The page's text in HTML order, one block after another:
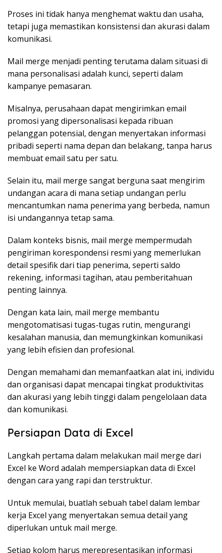
Proses ini tidak hanya menghemat waktu dan usaha,
tetapi juga memastikan konsistensi dan akurasi dalam
komunikasi.
Mail merge menjadi penting terutama dalam situasi di
mana personalisasi adalah kunci, seperti dalam
kampanye pemasaran.
Misalnya, perusahaan dapat mengirimkan email
promosi yang dipersonalisasi kepada ribuan
pelanggan potensial, dengan menyertakan informasi
pribadi seperti nama depan dan belakang, tanpa harus
membuat email satu per satu.
Selain itu, mail merge sangat berguna saat mengirim
undangan acara di mana setiap undangan perlu
mencantumkan nama penerima yang berbeda, namun
isi undangannya tetap sama.
Dalam konteks bisnis, mail merge mempermudah
pengiriman korespondensi resmi yang memerlukan
detail spesifik dari tiap penerima, seperti saldo
rekening, informasi tagihan, atau pemberitahuan
penting lainnya.
Dengan kata lain, mail merge membantu
mengotomatisasi tugas-tugas rutin, mengurangi
kesalahan manusia, dan memungkinkan komunikasi
yang lebih efisien dan profesional.
Dengan memahami dan memanfaatkan alat ini, individu
dan organisasi dapat mencapai tingkat produktivitas
dan akurasi yang lebih tinggi dalam pengelolaan data
dan komunikasi.
Persiapan Data di Excel
Langkah pertama dalam melakukan mail merge dari
Excel ke Word adalah mempersiapkan data di Excel
dengan cara yang rapi dan terstruktur.
Untuk memulai, buatlah sebuah tabel dalam lembar
kerja Excel yang menyertakan semua detail yang
diperlukan untuk mail merge.
Setiap kolom harus merepresentasikan informasi